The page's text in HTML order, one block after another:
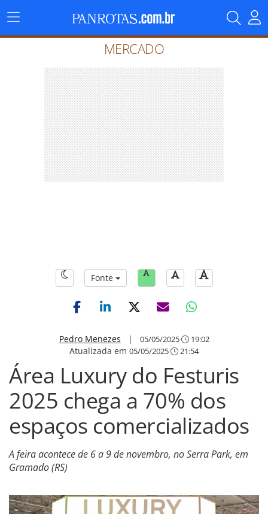
Menu
Principal
MERCADO
Fonte
Pedro Menezes | 05/05/2025 19:02
Atualizada em 05/05/2025 21:54
Área Luxury do Festuris
2025 chega a 70% dos
espaços comercializados
A feira acontece de 6 a 9 de novembro, no Serra Park, em
Gramado (RS)